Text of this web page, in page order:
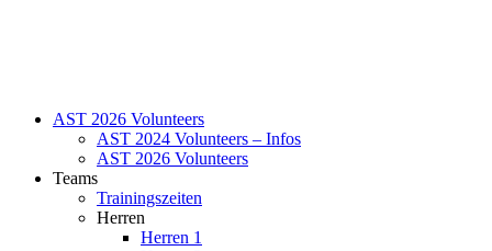
AST 2026 Volunteers
AST 2024 Volunteers – Infos
AST 2026 Volunteers
Teams
Trainingszeiten
Herren
Herren 1